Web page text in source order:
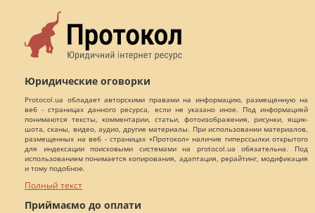
Юридические оговорки
Protocol.ua обладает авторскими правами на информацию, размещенную на
веб - страницах данного ресурса, если не указано иное. Под информацией
понимаются тексты, комментарии, статьи, фотоизображения, рисунки, ящик-
шота, сканы, видео, аудио, другие материалы. При использовании материалов,
размещенных на веб - страницах «Протокол» наличие гиперссылки открытого
для индексации поисковыми системами на protocol.ua обязательна. Под
использованием понимается копирования, адаптация, рерайтинг, модификация
и тому подобное.
Полный текст
Приймаємо до оплати